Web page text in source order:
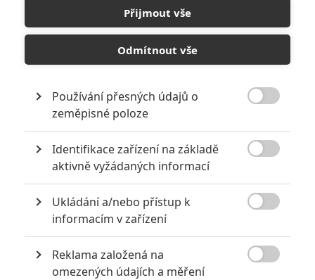
bude muset všechny splnit, chce-li ještě svou přítelkyni spatřit
živou.
John Cena
Herec
*/10
Nerecenzováno
*/10
Zatím nehodnoceno
Přijmout vše
Odmítnout vše
Používání přesných údajů o
zeměpisné poloze
Identifikace zařízení na základě
aktivně vyžádaných informací
Ukládání a/nebo přístup k
informacím v zařízení
Reklama založená na
omezených údajích a měření